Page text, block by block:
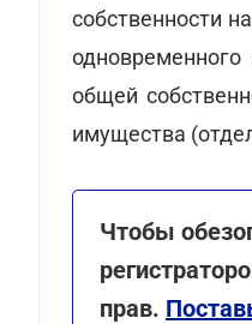
собственности
общей
имущества
Чтобы
прав.